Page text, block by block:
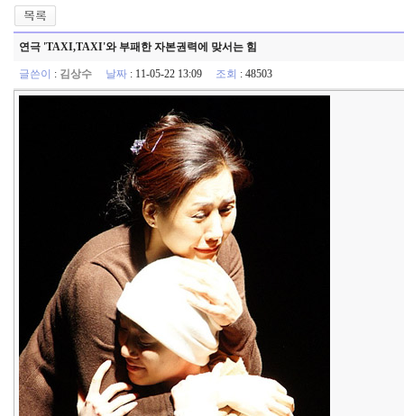
연극 'TAXI,TAXI'와 부패한 자본권력에 맞서는 힘
글쓴이 : 김상수 날짜 : 11-05-22 13:09 조회 : 48503